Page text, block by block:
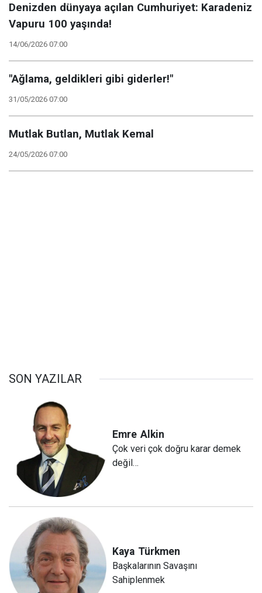
Denizden dünyaya açılan Cumhuriyet: Karadeniz
Vapuru 100 yaşında!
14/06/2026 07:00
"Ağlama, geldikleri gibi giderler!"
31/05/2026 07:00
Mutlak Butlan, Mutlak Kemal
24/05/2026 07:00
SON YAZILAR
Emre Alkin
Çok veri çok doğru karar demek
değil…
Kaya Türkmen
Başkalarının Savaşını
Sahiplenmek